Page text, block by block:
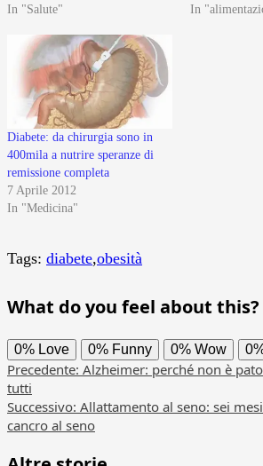
In "Salute"
In
Diabete: da chirurgia sono in
400mila a nutrire speranze di
remissione completa
7 Aprile 2012
In "Medicina"
Tags: diabete,obesità
What do you feel about this?
0% Love 0% Funny 0% Wow
Navigazione
articolo
Precedente: Alzheimer: perché non è
tutti
Successivo: Allattamento al seno: sei
cancro al seno